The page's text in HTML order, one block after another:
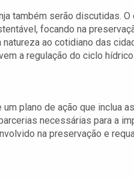
também serão discutidas.
focando na
ao cotidiano das
a regulação do ciclo hídrico.
plano de ação que inclua
necessárias para a
na preservação e